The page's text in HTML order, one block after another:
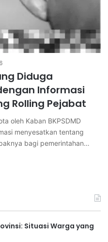
Diduga
Informasi
Rolling Pejabat
oleh Kaban BKPSDMD
menyesatkan tentang
bagi pemerintahan…
Situasi Warga yang